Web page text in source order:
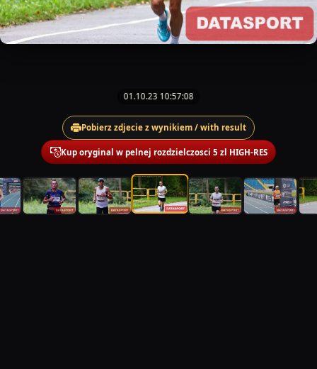
01.10.23 10:57:08
Pobierz zdjecie z wynikiem / with result
Kup oryginal w pelnej rozdzielczosci 5 zl HIGH-RES